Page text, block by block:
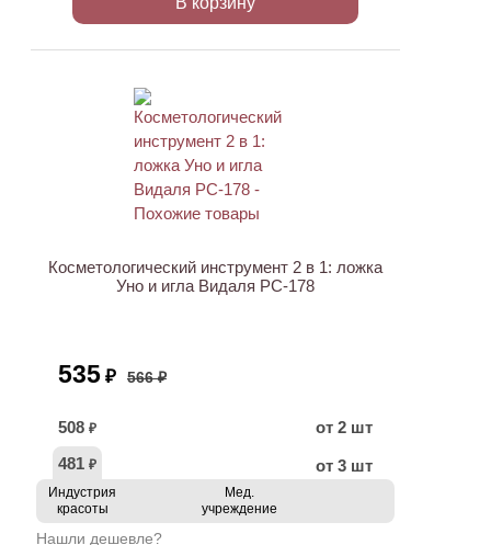
Косметологический инструмент 2 в 1: ложка
Уно и игла Видаля PC-178
535 ₽ 566 ₽
508 ₽
от 2 шт
481 ₽ от 3 шт
Индустрия
красоты
Мед.
учреждение
Нашли дешевле?